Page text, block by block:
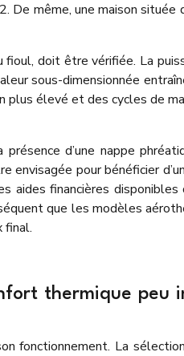
même, une maison située
doit être vérifiée. La
sous-dimensionnée
plus élevé et des cycles de
d’une nappe
envisagée pour bénéficier
aides financières
que les modèles
final.
thermique peu
fonctionnement. La